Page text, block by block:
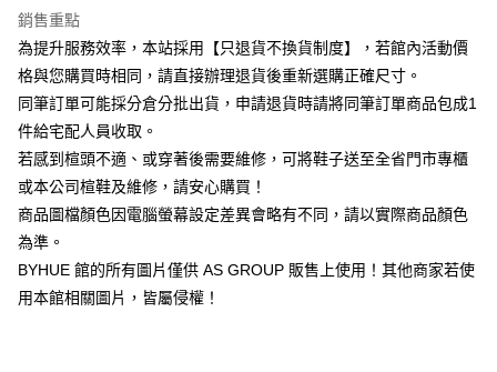
聯邦商業銀行
元大商業銀行
永豐商業銀行
台新國際商業銀行
中國信託商業銀行
台灣樂天信用卡公司
匯豐（台灣）商業銀行
聯邦商業銀行
遠東國際商業銀行
元大商業銀行
永豐商業銀行
玉山商業銀行
星展（台灣）商業銀行
台新國際商業銀行
台灣樂天信用卡公司
國泰世華商業銀行
臺灣中小企業銀行
匯豐（台灣）商業銀行
華泰商業銀行
聯邦商業銀行
遠東國際商業銀行
元大商業銀行
永豐商業銀行
玉山商業銀行
台新國際商業銀行
中國信託商業銀行
街口支付
悠遊付
Google Pay
ATM付款
貨到付款
運送方式
付款後全家取貨(固定運費)
銷售重點
為提升服務效率，本站採用【只退貨不換貨制度】，若館內活動價
格與您購買時相同，請直接辦理退貨後重新選購正確尺寸。
同筆訂單可能採分倉分批出貨，申請退貨時請將同筆訂單商品包成1
件給宅配人員收取。
若感到楦頭不適、或穿著後需要維修，可將鞋子送至全省門市專櫃
或本公司楦鞋及維修，請安心購買！
商品圖檔顏色因電腦螢幕設定差異會略有不同，請以實際商品顏色
為準。
BYHUE 館的所有圖片僅供 AS GROUP 販售上使用！其他商家若使
用本館相關圖片，皆屬侵權！